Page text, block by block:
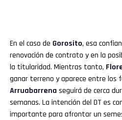
En el caso de Gorosito, esa
renovación de contrato y en la
la titularidad. Mientras tanto,
ganar terreno y aparece entre los
Arruabarrena seguirá de cerca
semanas. La intención del DT es
importante para afrontar un